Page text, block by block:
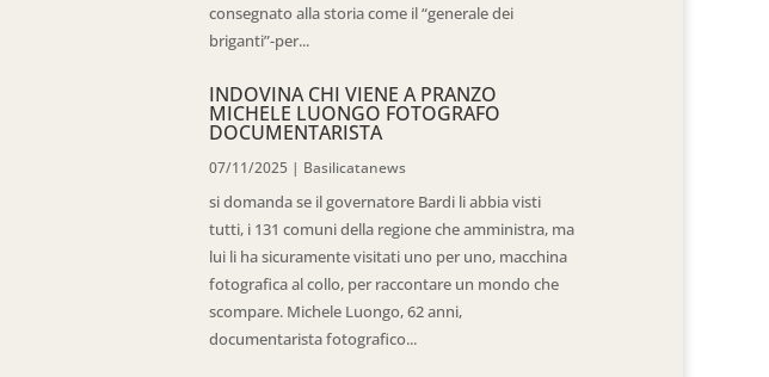
consegnato alla storia come il “generale dei
briganti”-per...
INDOVINA CHI VIENE A PRANZO
MICHELE LUONGO FOTOGRAFO
DOCUMENTARISTA
07/11/2025 | Basilicatanews
si domanda se il governatore Bardi li abbia visti
tutti, i 131 comuni della regione che amministra, ma
lui li ha sicuramente visitati uno per uno, macchina
fotografica al collo, per raccontare un mondo che
scompare. Michele Luongo, 62 anni,
documentarista fotografico...